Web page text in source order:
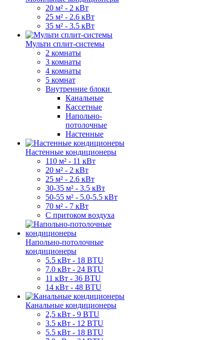
20 м² - 2 кВт
25 м² - 2.6 кВт
35 м² - 3.5 кВт
Мульти сплит-системы
2 комнаты
3 комнаты
4 комнаты
5 комнат
Внутренние блоки
Канальные
Кассетные
Напольно-
потолочные
Настенные
Настенные кондиционеры
110 м² - 11 кВт
20 м² - 2 кВт
25 м² - 2.6 кВт
30-35 м² - 3.5 кВт
50-55 м² - 5.0-5.5 кВт
70 м² - 7 кВт
С притоком воздуха
Напольно-потолочные
кондиционеры
5.5 кВт - 18 BTU
7.0 кВт - 24 BTU
11 кВт - 36 BTU
14 кВт - 48 BTU
Канальные кондиционеры
2,5 кВт - 9 BTU
3.5 кВт - 12 BTU
5.5 кВт - 18 BTU